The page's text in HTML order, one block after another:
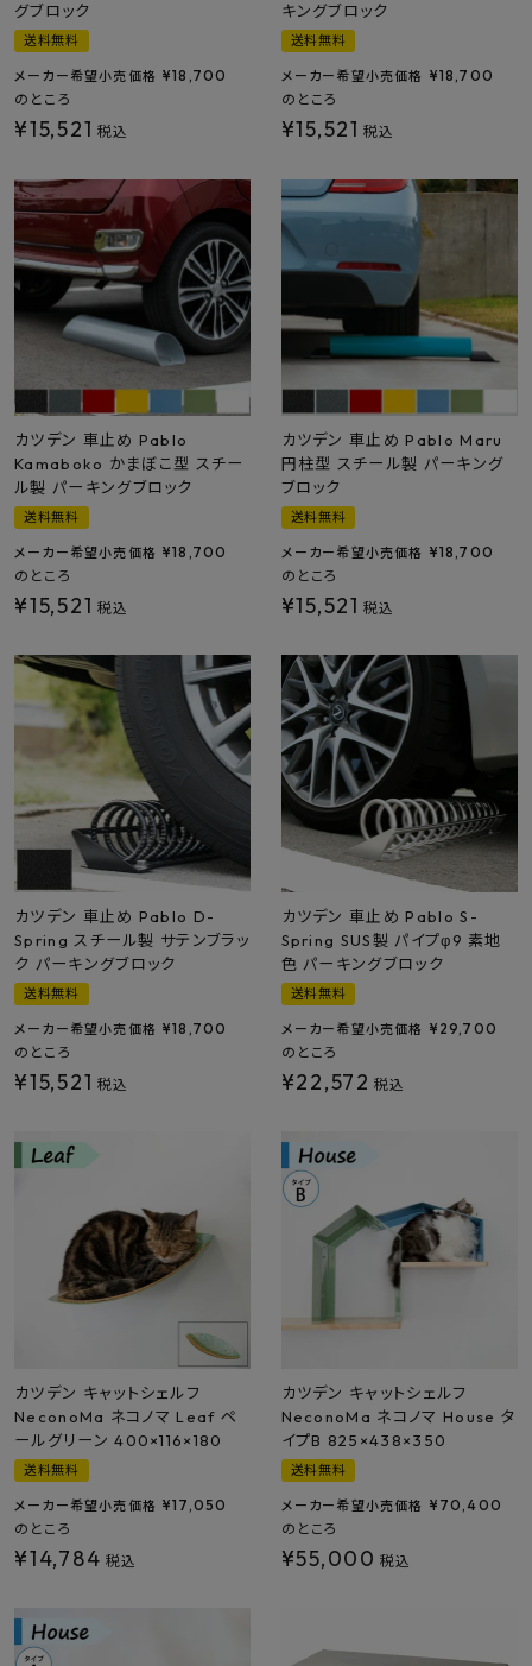
グブロック
送料無料
メーカー希望小売価格 ¥18,700
のところ
¥15,521 税込
キングブロック
送料無料
メーカー希望小売価格 ¥18,700
のところ
¥15,521 税込
カツデン 車止め Pablo
Kamaboko かまぼこ型 スチー
ル製 パーキングブロック
送料無料
メーカー希望小売価格 ¥18,700
のところ
¥15,521 税込
カツデン 車止め Pablo Maru
円柱型 スチール製 パーキング
ブロック
送料無料
メーカー希望小売価格 ¥18,700
のところ
¥15,521 税込
カツデン 車止め Pablo D-
Spring スチール製 サテンブラッ
ク パーキングブロック
送料無料
メーカー希望小売価格 ¥18,700
のところ
¥15,521 税込
カツデン 車止め Pablo S-
Spring SUS製 パイプφ9 素地
色 パーキングブロック
送料無料
メーカー希望小売価格 ¥ 29,700
のところ
¥22,572 税込
カツデン キャットシェルフ
NeconoMa ネコノマ Leaf ペ
ールグリーン 400×116×180
送料無料
メーカー希望小売価格 ¥17,050
のところ
¥14,784 税込
カツデン キャットシェルフ
NeconoMa ネコノマ House タ
イプB 825×438×350
送料無料
メーカー希望小売価格 ¥ 70,400
のところ
¥55,000 税込